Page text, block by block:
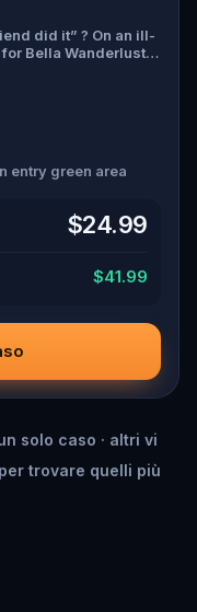
did it” ? On an ill-
Bella Wanderlust
blogger, was
the theatrical Percy
the ghost tour
before they strike
entry green area
$24.99
$41.99
solo caso · altri vi
trovare quelli più